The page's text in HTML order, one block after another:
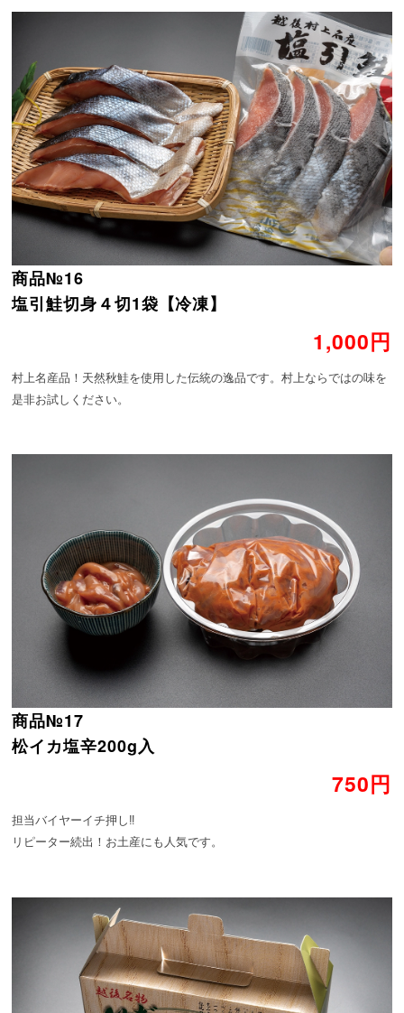
商品№16
塩引鮭切身４切1袋【冷凍】
1,000円
村上名産品！天然秋鮭を使用した伝統の逸品です。村上ならではの味を
是非お試しください。
商品№17
松イカ塩辛200g入
750円
担当バイヤーイチ押し‼
リピーター続出！お土産にも人気です。